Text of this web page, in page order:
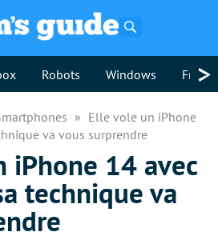
Robots Windows >
Elle vole un iPhone
va vous surprendre
iPhone 14 avec
technique va